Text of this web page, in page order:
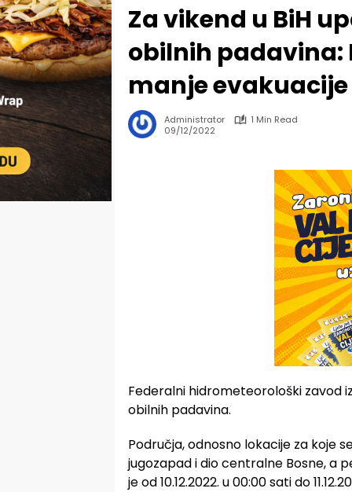
Za vikend u BiH
obilnih padavina:
manje evakuacije
Administrator
1 Min Read
09/12/2022
Federalni hidrometeorološki zavod
obilnih padavina.
Područja, odnosno lokacije za koje
jugozapad i dio centralne Bosne, a
je od 10.12.2022. u 00:00 sati do